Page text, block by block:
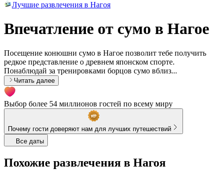
Лучшие развлечения в Нагоя
Впечатление от сумо в Нагое
Посещение конюшни сумо в Нагое позволит тебе получить
редкое представление о древнем японском спорте.
Понаблюдай за тренировками борцов сумо вблиз...
Читать далее
Выбор более 54 миллионов гостей по всему миру
Почему гости доверяют нам для лучших путешествий
Все даты
Похожие развлечения в Нагоя